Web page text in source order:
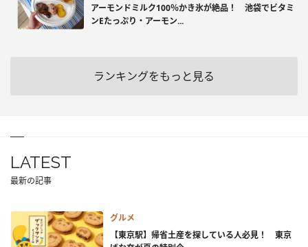
アーモンドミルク100％かき氷が絶品！ 池袋でビタミ
ンEたっぷり・アーモン...
ランキングをもっと見る
LATEST
最新の記事
グルメ
【東京駅】帰省土産を探している人必見！ 東京